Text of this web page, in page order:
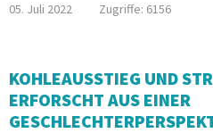
05. Juli 2022 Zugriffe: 6156
KOHLEAUSSTIEG UND
ERFORSCHT AUS EINER